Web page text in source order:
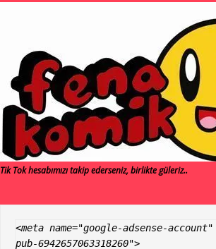
Tik Tok hesabımızı takip ederseniz, birlikte güleriz..
<meta name="google-adsense-
pub-6942657063318260">